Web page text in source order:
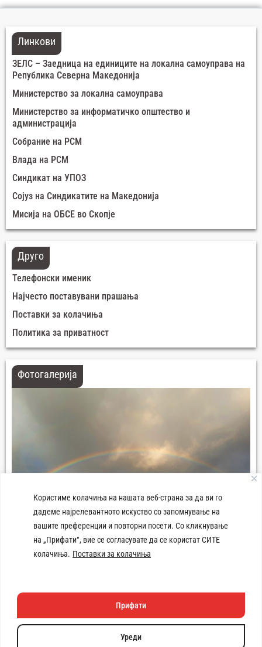
Користиме колачиња на нашата веб-страна за да ви го
дадеме најрелевантното искуство со запомнување на
вашите преференции и повторни посети. Со кликнување
на „Прифати“, вие се согласувате да се користат СИТЕ
колачиња. Поставки за колачиња
Уреди
Прифати
Линкови
ЗЕЛС – Заедница на единиците на локална самоуправа на
Република Северна Македонија
Министерство за локална самоуправа
Министерство за информатичко општество и
администрација
Собрание на РСМ
Влада на РСМ
Синдикат на УПОЗ
Сојуз на Синдикатите на Македонија
Мисија на ОБСЕ во Скопје
Друго
Телефонски именик
Најчесто поставувани прашања
Поставки за колачиња
Политика за приватност
Фотогалерија
Техничката изработка
на веб